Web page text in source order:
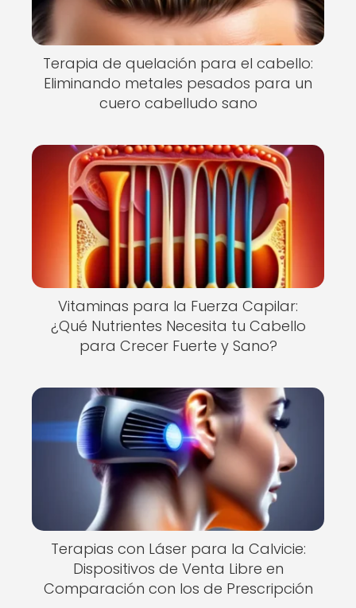
Terapia de quelación para el cabello:
Eliminando metales pesados para un
cuero cabelludo sano
Vitaminas para la Fuerza Capilar:
¿Qué Nutrientes Necesita tu Cabello
para Crecer Fuerte y Sano?
Terapias con Láser para la Calvicie:
Dispositivos de Venta Libre en
Comparación con los de Prescripción